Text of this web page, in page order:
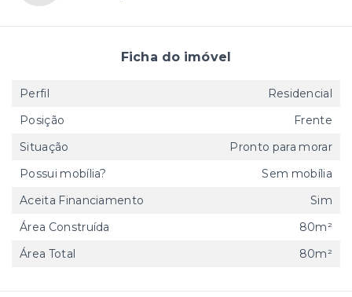
Ficha do imóvel
Perfil
Residencial
Posição
Frente
Situação
Pronto para morar
Possui mobília?
Sem mobília
Aceita Financiamento
Sim
Área Construída
80m²
Área Total
80m²